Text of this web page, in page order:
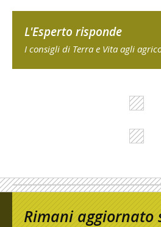
L'Esperto risponde
I consigli di Terra e Vita agli
Rimani aggiornato